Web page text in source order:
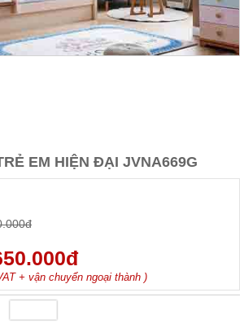
EM HIỆN ĐẠI JVNA669G
+ vận chuyển ngoại thành )